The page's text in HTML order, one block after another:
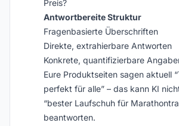
Preis?
Antwortbereite Struktur
Fragenbasierte Überschriften
Direkte, extrahierbare Antworten
Konkrete, quantifizierbare
Eure Produktseiten sagen aktuell
perfekt für alle” – das kann KI
“bester Laufschuh für
beantworten.